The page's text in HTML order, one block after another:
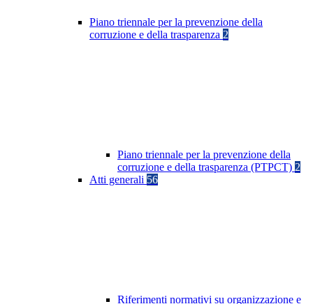
Piano triennale per la prevenzione della
corruzione e della trasparenza 2
Piano triennale per la prevenzione della
corruzione e della trasparenza (PTPCT) 2
Atti generali 56
Riferimenti normativi su organizzazione e